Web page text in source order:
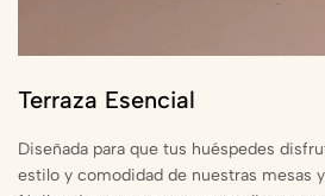
Terraza Esencial
Diseñada para que tus huéspedes
estilo y comodidad de nuestras mesas